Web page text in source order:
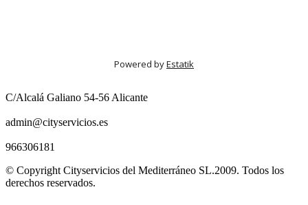
Powered byEstatik
C/Alcalá Galiano 54-56 Alicante
admin@cityservicios.es
966306181
© Copyright Cityservicios del Mediterráneo SL.2009. Todos los
derechos reservados.